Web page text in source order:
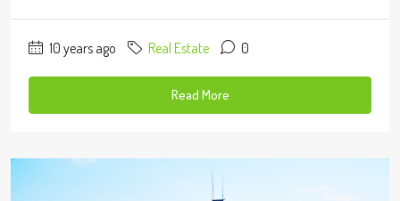
10 years ago Real Estate 0
Read More